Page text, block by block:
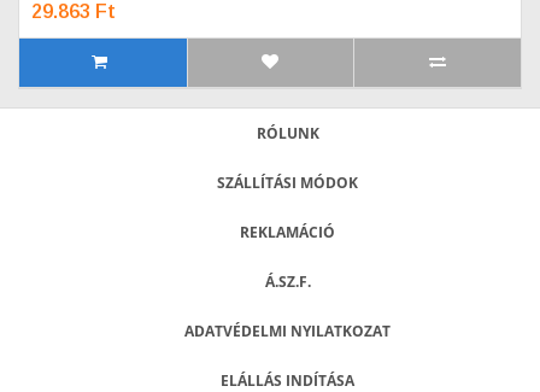
29.863 Ft
RÓLUNK
SZÁLLÍTÁSI MÓDOK
REKLAMÁCIÓ
Á.SZ.F.
ADATVÉDELMI NYILATKOZAT
ELÁLLÁS INDÍTÁSA